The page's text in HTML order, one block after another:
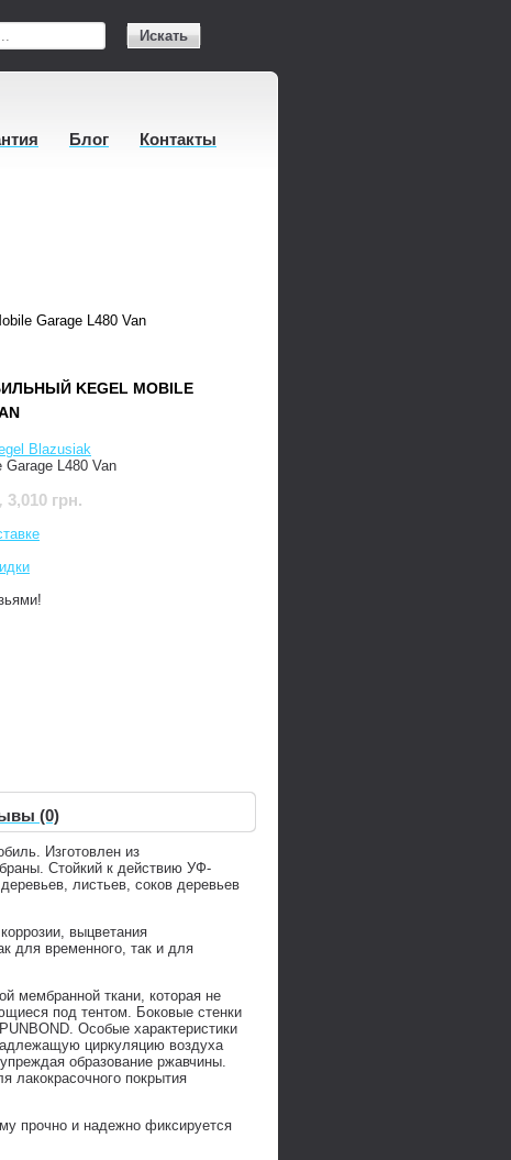
Искать
Блог Контакты
Garage L480 Van
KEGEL MOBILE
Blazusiak
Garage L480 Van
, 3,010 грн.
(0)
Изготовлен из
Стойкий к действию УФ-
листьев, соков деревьев
выцветания
для временного, так и для
мембранной ткани, которая не
под тентом. Боковые стенки
Особые характеристики
циркуляцию воздуха
образование ржавчины.
лакокрасочного покрытия
прочно и надежно фиксируется